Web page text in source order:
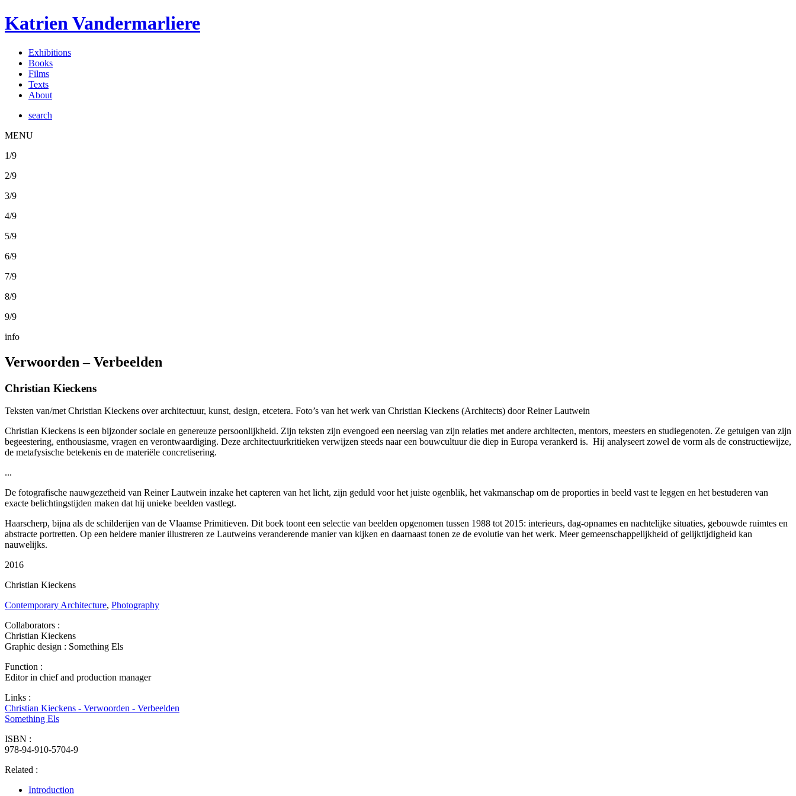
Katrien Vandermarliere
Exhibitions
Books
Films
Texts
About
search
MENU
1/9
2/9
3/9
4/9
5/9
6/9
7/9
8/9
9/9
info
Verwoorden – Verbeelden
Christian Kieckens
Teksten van/met Christian Kieckens over architectuur, kunst, design, etcetera. Foto’s van het werk van Christian Kieckens (Architects) door Reiner Lautwein
Christian Kieckens is een bijzonder sociale en genereuze persoonlijkheid. Zijn teksten zijn evengoed een neerslag van zijn relaties met andere architecten, mentors, meesters en studiegenoten. Ze getuigen van zijn
begeestering, enthousiasme, vragen en verontwaardiging. Deze architectuurkritieken verwijzen steeds naar een bouwcultuur die diep in Europa verankerd is. Hij analyseert zowel de vorm als de constructiewijze,
de metafysische betekenis en de materiële concretisering.
...
De fotografische nauwgezetheid van Reiner Lautwein inzake het capteren van het licht, zijn geduld voor het juiste ogenblik, het vakmanschap om de proporties in beeld vast te leggen en het bestuderen van
exacte belichtingstijden maken dat hij unieke beelden vastlegt.
Haarscherp, bijna als de schilderijen van de Vlaamse Primitieven. Dit boek toont een selectie van beelden opgenomen tussen 1988 tot 2015: interieurs, dag-opnames en nachtelijke situaties, gebouwde ruimtes en
abstracte portretten. Op een heldere manier illustreren ze Lautweins veranderende manier van kijken en daarnaast tonen ze de evolutie van het werk. Meer gemeenschappelijkheid of gelijktijdigheid kan
nauwelijks.
2016
Christian Kieckens
Contemporary Architecture, Photography
Collaborators :
Christian Kieckens
Graphic design : Something Els
Function :
Editor in chief and production manager
Links :
Christian Kieckens - Verwoorden - Verbeelden
Something Els
ISBN :
978-94-910-5704-9
Related :
Introduction